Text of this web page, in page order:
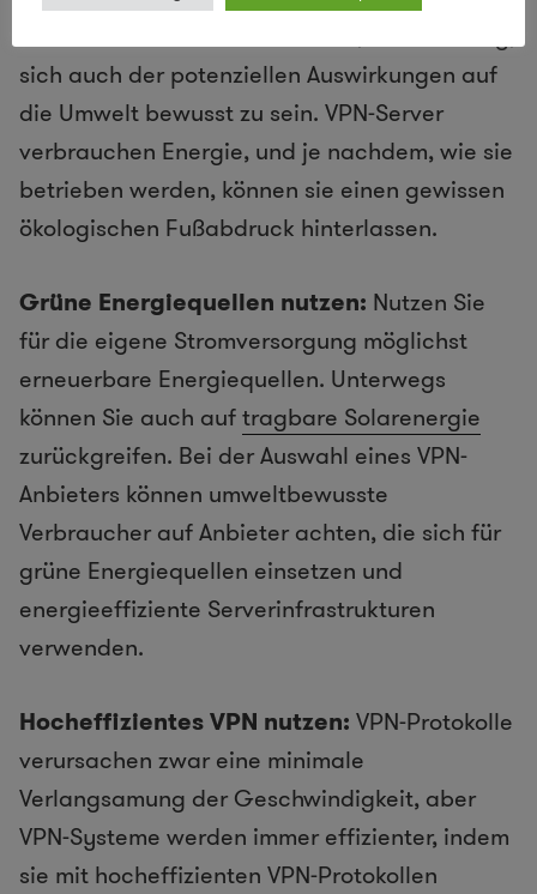
sich auch der potenziellen Auswirkungen auf
die Umwelt bewusst zu sein. VPN-Server
verbrauchen Energie, und je nachdem, wie sie
betrieben werden, können sie einen gewissen
ökologischen Fußabdruck hinterlassen.
Grüne Energiequellen nutzen: Nutzen Sie
für die eigene Stromversorgung möglichst
erneuerbare Energiequellen. Unterwegs
können Sie auch auftragbare Solarenergie
zurückgreifen. Bei der Auswahl eines VPN-
Anbieters können umweltbewusste
Verbraucher auf Anbieter achten, die sich für
grüne Energiequellen einsetzen und
energieeffiziente Serverinfrastrukturen
verwenden.
Hocheffizientes VPN nutzen: VPN-Protokolle
verursachen zwar eine minimale
Verlangsamung der Geschwindigkeit, aber
VPN-Systeme werden immer effizienter, indem
sie mit hocheffizienten VPN-Protokollen